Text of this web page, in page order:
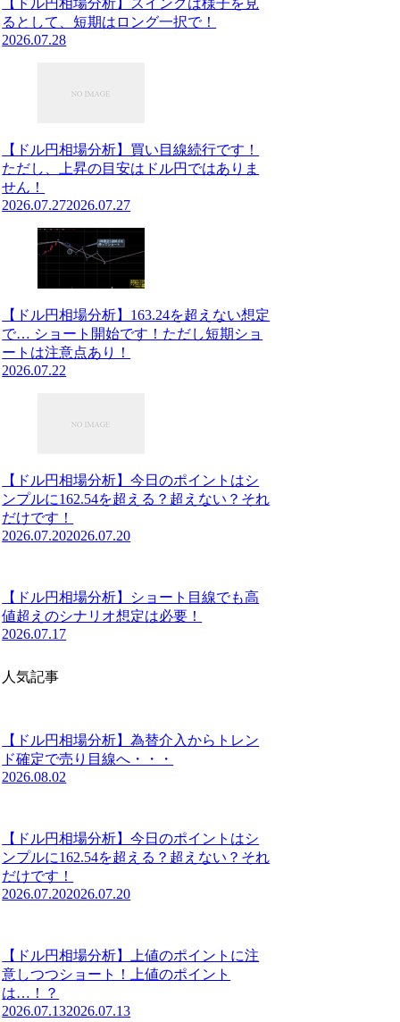
【ドル円相場分析】スイングは様子を見
るとして、短期はロング一択で！
2026.07.28
【ドル円相場分析】買い目線続行です！
ただし、上昇の目安はドル円ではありま
せん！
2026.07.272026.07.27
【ドル円相場分析】163.24を超えない想定
で… ショート開始です！ただし短期ショ
ートは注意点あり！
2026.07.22
【ドル円相場分析】今日のポイントはシ
ンプルに162.54を超える？超えない？それ
だけです！
2026.07.202026.07.20
【ドル円相場分析】ショート目線でも高
値超えのシナリオ想定は必要！
2026.07.17
人気記事
【ドル円相場分析】為替介入からトレン
ド確定で売り目線へ・・・
2026.08.02
【ドル円相場分析】今日のポイントはシ
ンプルに162.54を超える？超えない？それ
だけです！
2026.07.202026.07.20
【ドル円相場分析】上値のポイントに注
意しつつショート！上値のポイント
は…！？
2026.07.132026.07.13